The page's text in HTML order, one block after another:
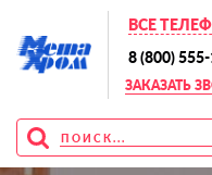
ВСЕ
8 (800)
ЗАКАЗАТЬ